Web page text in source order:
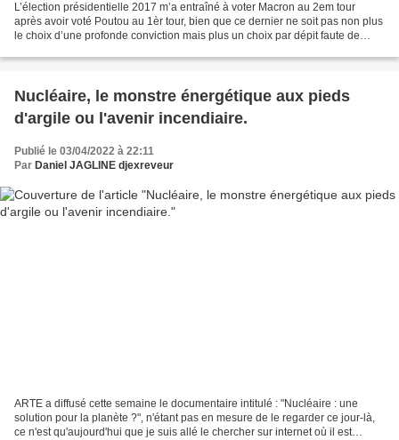
L’élection présidentielle 2017 m’a entraîné à voter Macron au 2em tour
après avoir voté Poutou au 1èr tour, bien que ce dernier ne soit pas non plus
le choix d’une profonde conviction mais plus un choix par dépit faute de
Nucléaire, le monstre énergétique aux pieds
d'argile ou l'avenir incendiaire.
Publié le 03/04/2022 à 22:11
Par Daniel JAGLINE djexreveur
ARTE a diffusé cette semaine le documentaire intitulé : "Nucléaire : une
solution pour la planète ?", n'étant pas en mesure de le regarder ce jour-là,
ce n'est qu'aujourd'hui que je suis allé le chercher sur internet où il est